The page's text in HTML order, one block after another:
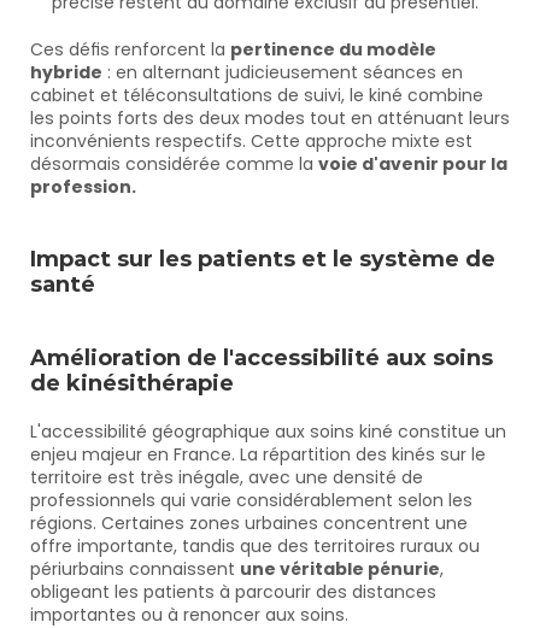
Ces défis renforcent la pertinence du modèle
hybride : en alternant judicieusement séances en
cabinet et téléconsultations de suivi, le kiné combine
les points forts des deux modes tout en atténuant leurs
inconvénients respectifs. Cette approche mixte est
désormais considérée comme la voie d'avenir pour la
profession.
Impact sur les patients et le système de
santé
Amélioration de l'accessibilité aux soins
de kinésithérapie
L'accessibilité géographique aux soins kiné constitue un
enjeu majeur en France. La répartition des kinés sur le
territoire est très inégale, avec une densité de
professionnels qui varie considérablement selon les
régions. Certaines zones urbaines concentrent une
offre importante, tandis que des territoires ruraux ou
périurbains connaissent une véritable pénurie,
obligeant les patients à parcourir des distances
importantes ou à renoncer aux soins.